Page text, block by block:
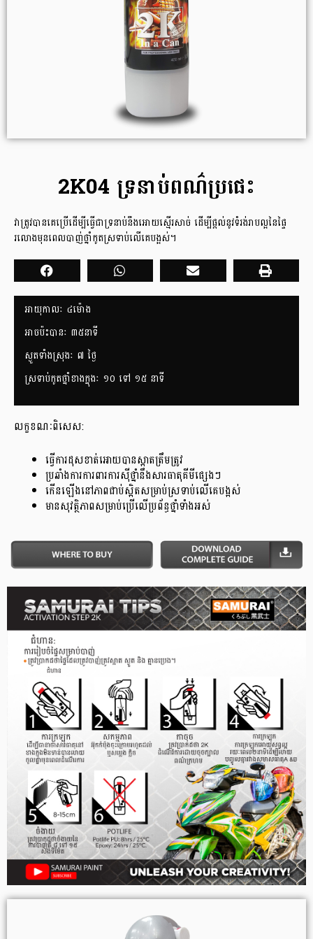
2K04 ទ្រនាប់ពណ៌ប្រផេះ
វាត្រូវបានគេប្រើដើម្បីធ្វើជាទ្រនាប់នឹងអោយស្មើរសាច់ ដើម្បីផ្តល់នូវទំរង់រាបល្អនៃផ្ទៃ
រលោងមុនពេលបាញ់ថ្នាំកូតស្រទាប់លើគេបង្អស់។
អាយុកាលៈ​ ៤ម៉ោង
អាចប៉ះបានៈ ៣៥នាទី
ស្ងួតទាំងស្រុងៈ ៧ ថ្ងៃ
ស្រទាប់កូតថ្នាំខាងក្នុងៈ ១០ ទៅ ១៥ នាទី
លក្ខខណៈពិសេស:
ធ្វើការដុសខាត់អោយបានស្អាតត្រឹមត្រូវ
ប្រឆាំងការការពារការស៊ីថ្នាំនឹងសារធាតុគីមីផ្សេងៗ
កើនឡើងនៅភាពជាប់ស្អិតសម្រាប់ស្រទាប់លើគេបង្អស់
មានសុវត្ថិភាពសម្រាប់ប្រើលើប្រព័ន្ធថ្នាំទាំងអស់